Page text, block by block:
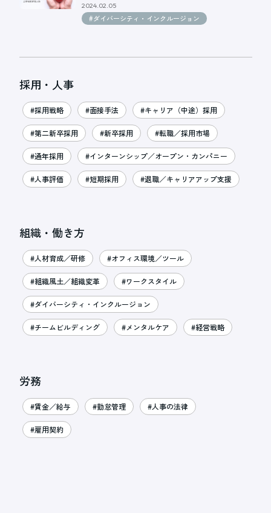
2024.02.05
#ダイバーシティ・インクルージョン
採用・人事
#採用戦略 #面接手法 #キャリア（中途）採用
#第二新卒採用 #新卒採用 #転職／採用市場
#通年採用 #インターンシップ／オープン・カンパニー
#人事評価 #短期採用 #退職／キャリアアップ支援
組織・働き方
#人材育成／研修 #オフィス環境／ツール
#組織風土／組織変革 #ワークスタイル
#ダイバーシティ・インクルージョン
#チームビルディング #メンタルケア #経営戦略
労務
#賃金／給与 #勤怠管理 #人事の法律
#雇用契約